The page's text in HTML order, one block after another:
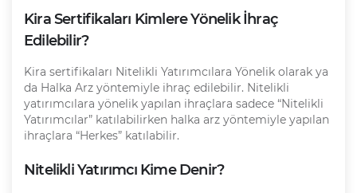
Kira Sertifikaları Kimlere Yönelik İhraç
Edilebilir?
Kira sertifikaları Nitelikli Yatırımcılara Yönelik olarak ya
da Halka Arz yöntemiyle ihraç edilebilir. Nitelikli
yatırımcılara yönelik yapılan ihraçlara sadece “Nitelikli
Yatırımcılar” katılabilirken halka arz yöntemiyle yapılan
ihraçlara “Herkes” katılabilir.
Nitelikli Yatırımcı Kime Denir?